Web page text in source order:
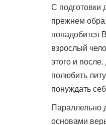
С подготовки
прежнем
понадобится
взрослый
этого и
полюбить
понуждать
Параллельно
основами